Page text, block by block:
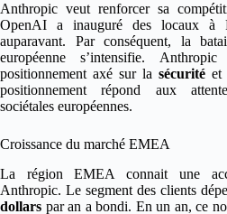
Anthropic veut renforcer sa
OpenAI a inauguré des locaux à
auparavant. Par conséquent, la
européenne s’intensifie.
positionnement axé sur la sécuritéet
positionnement répond aux
sociétales européennes.
Croissance du marché EMEA
La région EMEA connait une
Anthropic. Le segment des clients
dollars par an a bondi. En un an, ce